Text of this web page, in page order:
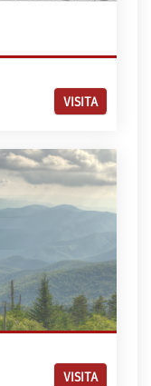
VISITA
VISITA